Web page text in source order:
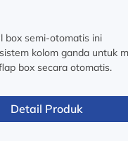
box semi-otomatis ini
kolom ganda untuk
box secara otomatis.
Detail Produk